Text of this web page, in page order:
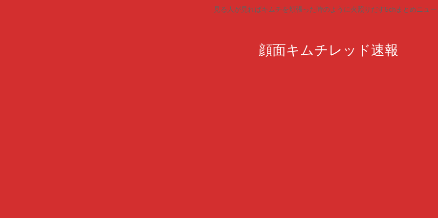
見る人が見ればキムチを頬張った時のように火照りだす5chまとめニュ
顔面キムチレッド速報